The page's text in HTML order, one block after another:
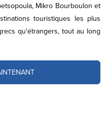
Mikro Bourboulon et
touristiques les plus
qu'étrangers, tout au long